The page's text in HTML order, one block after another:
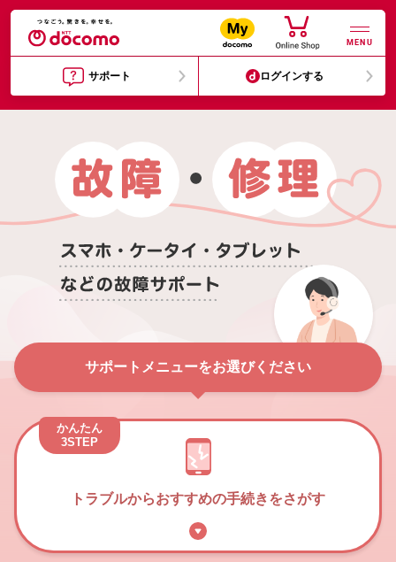
MENU
サポート ログインする
サポートメニューをお選びください
かんたん
3STEP
トラブルからおすすめの手続きをさがす